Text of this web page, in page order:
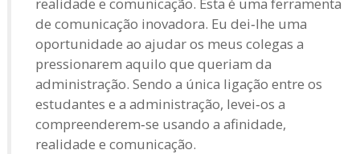
de comunicação inovadora. Eu dei‑lhe uma
oportunidade ao ajudar os meus colegas a
pressionarem aquilo que queriam da
administração. Sendo a única ligação entre os
estudantes e a administração, levei‑os a
compreenderem‑se usando a afinidade,
realidade e comunicação.